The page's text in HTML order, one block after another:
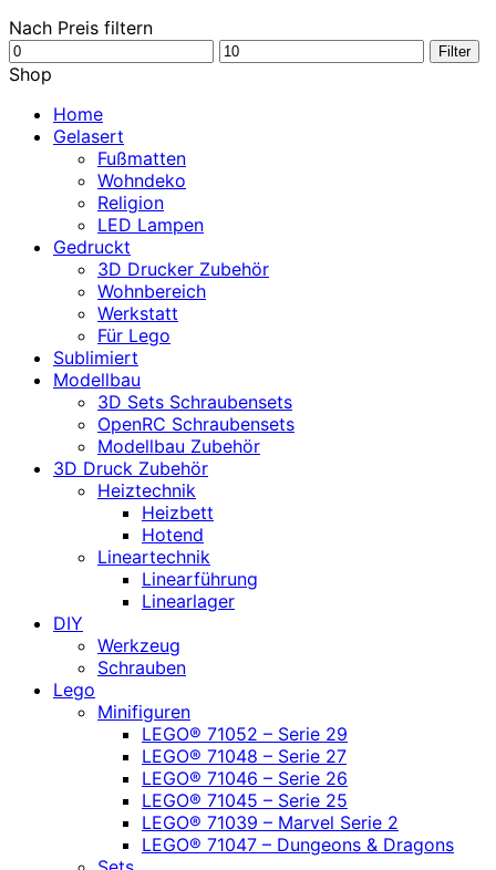
Nach Preis filtern
Min.
Preis
Max.
Filter
Shop
Home
Gelasert
Fußmatten
Wohndeko
Religion
LED Lampen
Gedruckt
3D Drucker Zubehör
Wohnbereich
Werkstatt
Für Lego
Sublimiert
Modellbau
3D Sets Schraubensets
OpenRC Schraubensets
Modellbau Zubehör
3D Druck Zubehör
Heiztechnik
Heizbett
Hotend
Lineartechnik
Linearführung
Linearlager
DIY
Werkzeug
Schrauben
Lego
Minifiguren
LEGO® 71052 – Serie 29
LEGO® 71048 – Serie 27
LEGO® 71046 – Serie 26
LEGO® 71045 – Serie 25
LEGO® 71039 – Marvel Serie 2
LEGO® 71047 – Dungeons & Dragons